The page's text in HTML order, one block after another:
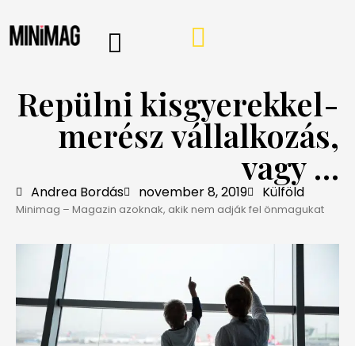
Repülni kisgyerekkel-
merész vállalkozás,
vagy …
Andrea Bordás november 8, 2019 Külföld
Minimag – Magazin azoknak, akik nem adják fel önmagukat